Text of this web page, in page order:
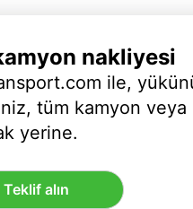
nakliyesi
ile,
tüm kamyon
yerine.
Teklif alın